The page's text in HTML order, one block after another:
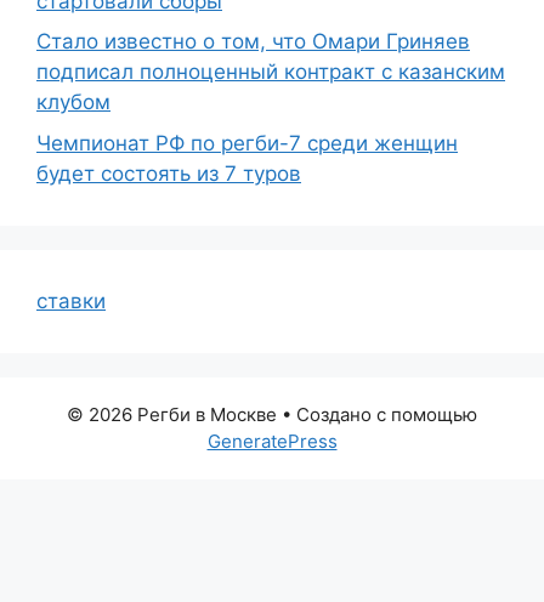
Стало известно о том, что Омари Гриняев
подписал полноценный контракт с казанским
клубом
Чемпионат РФ по регби-7 среди женщин
будет состоять из 7 туров
ставки
© 2026 Регби в Москве • Создано с помощью
GeneratePress